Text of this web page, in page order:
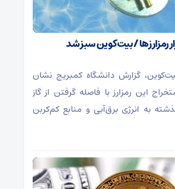
رمزارزها / بیت‌کوین سبز شد
گزارش دانشگاه کمبریج نشان
این رمزارز با فاصله گرفتن از گاز
به انرژی برق‌آبی و منابع کم‌کربن